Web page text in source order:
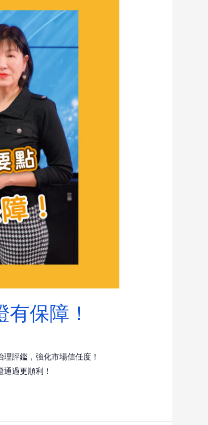
保障！
評鑑，強化市場信任度！
過更順利！